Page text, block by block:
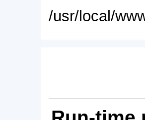
/usr/local/